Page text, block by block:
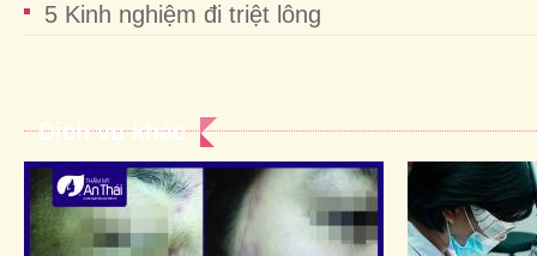
5 Kinh nghiệm đi triệt lông
Dịch vụ khác